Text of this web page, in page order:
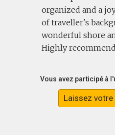
organized and a
of traveller's
wonderful shore
Highly
Vous avez participé à
Laissez votre